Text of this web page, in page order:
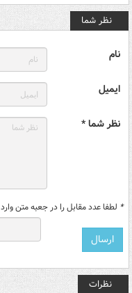
نظر شما
نام
ایمیل
نظر شما *
* لطفا عدد مقابل را در جعبه متن
نظرات